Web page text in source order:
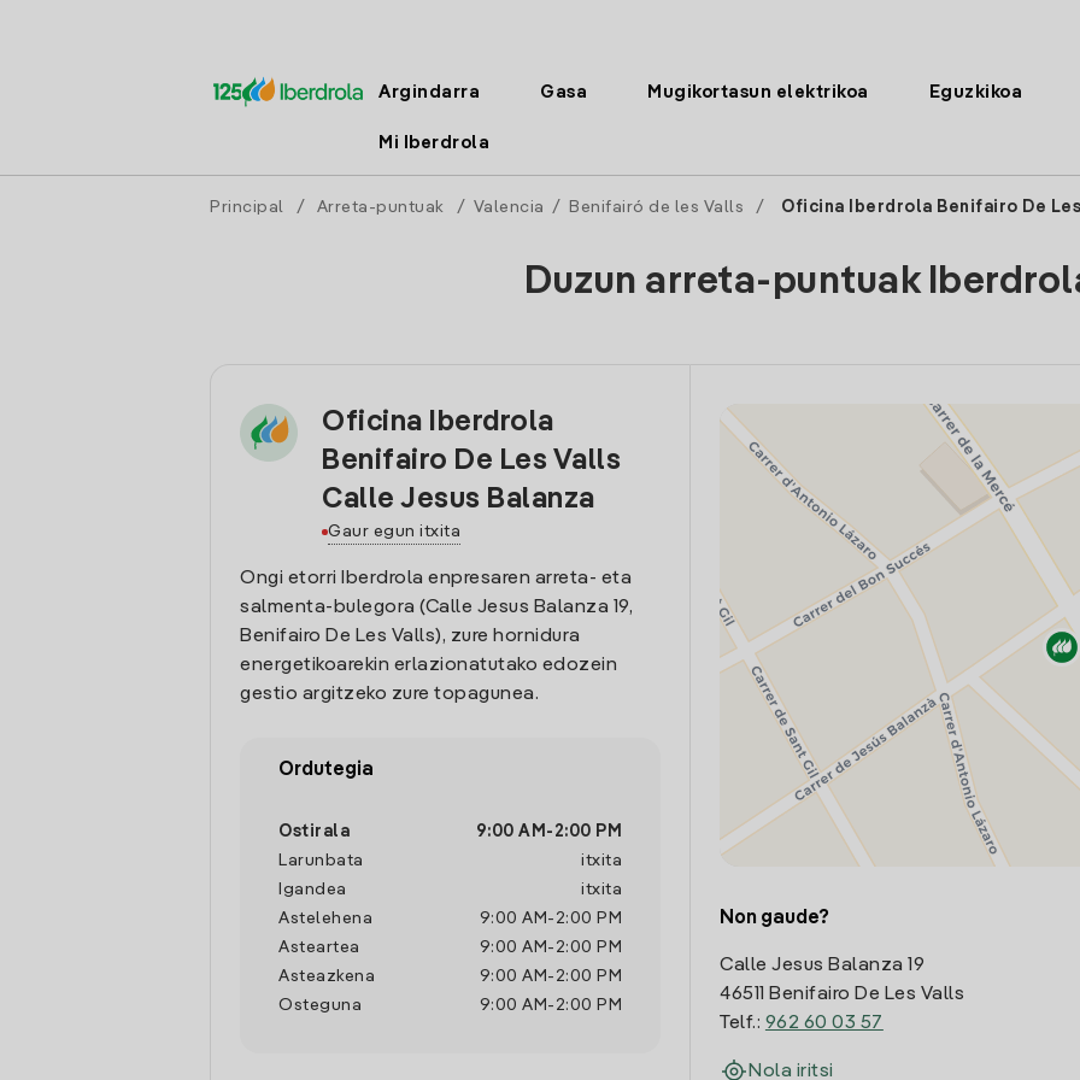
Argindarra Gasa Mugikortasun elektrikoa Eguzkikoa
Mi Iberdrola
Principal / Arreta-puntuak / Valencia / Benifairó de les Valls / Oficina Iberdrola Benifairo De
Duzun arreta-puntuak
Oficina Iberdrola
Benifairo De Les Valls
Calle Jesus Balanza
Gaur egun itxita
Ongi etorri Iberdrola enpresaren arreta- eta
salmenta-bulegora (Calle Jesus Balanza 19,
Benifairo De Les Valls), zure hornidura
energetikoarekin erlazionatutako edozein
gestio argitzeko zure topagunea.
Ordutegia
Ostirala 9:00 AM - 2:00 PM
Larunbata
itxita
Igandea
itxita
Astelehena
9:00 AM - 2:00 PM
Asteartea
9:00 AM - 2:00 PM
Asteazkena
9:00 AM - 2:00 PM
Osteguna
9:00 AM - 2:00 PM
Non gaude?
Calle Jesus Balanza 19
46511 Benifairo De Les Valls
Telf.: 962 60 03 57
Nola iritsi